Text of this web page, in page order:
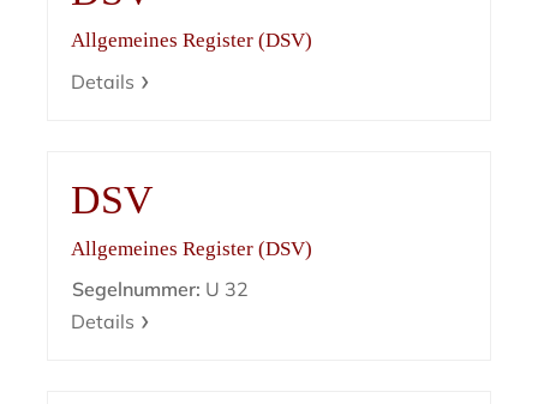
Allgemeines Register (DSV)
Details
DSV
Allgemeines Register (DSV)
Segelnummer: U 32
Details